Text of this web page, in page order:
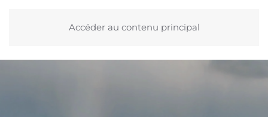
Accéder au contenu principal